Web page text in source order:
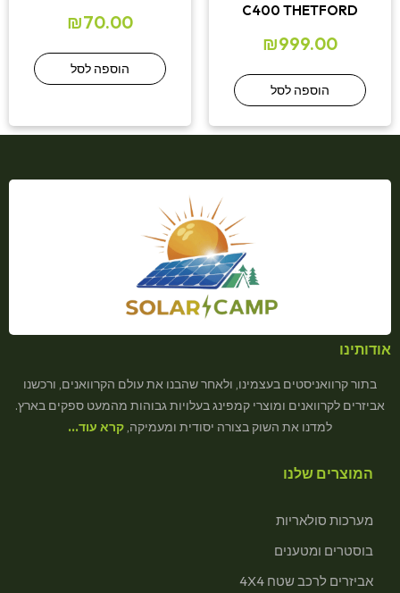
C400 THETFORD
₪999.00
הוספה לסל
₪70.00
הוספה לסל
אודותינו
בתור קרוואניסטים בעצמינו, ולאחר שהבנו את עולם הקרוואנים, ורכשנו
אביזרים לקרוואנים ומוצרי קמפינג בעלויות גבוהות מהמעט ספקים בארץ.
למדנו את השוק בצורה יסודית ומעמיקה, קרא עוד…
המוצרים שלנו
מערכות סולאריות
בוסטרים ומטענים
אביזרים לרכב שטח 4X4